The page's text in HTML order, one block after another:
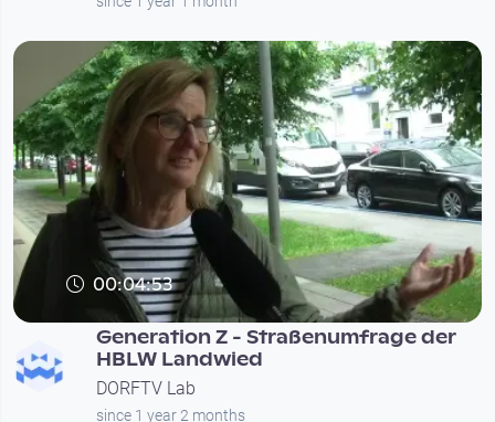
00:04:53
Generation Z - Straßenumfrage der
HBLW Landwied
DORFTV Lab
since 1 year 2 months